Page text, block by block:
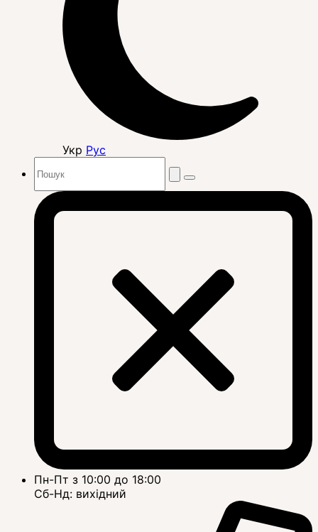
Укр Рус
Пн-Пт з 10:00 до 18:00
Сб-Нд: вихідний